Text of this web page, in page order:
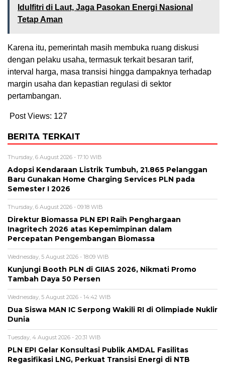
Idulfitri di Laut, Jaga Pasokan Energi Nasional
Tetap Aman
Karena itu, pemerintah masih membuka ruang diskusi
dengan pelaku usaha, termasuk terkait besaran tarif,
interval harga, masa transisi hingga dampaknya terhadap
margin usaha dan kepastian regulasi di sektor
pertambangan.
Post Views: 127
BERITA TERKAIT
Thursday, 6 August 2026 - 17:10 WIB
Adopsi Kendaraan Listrik Tumbuh, 21.865 Pelanggan
Baru Gunakan Home Charging Services PLN pada
Semester I 2026
Thursday, 6 August 2026 - 09:18 WIB
Direktur Biomassa PLN EPI Raih Penghargaan
Inagritech 2026 atas Kepemimpinan dalam
Percepatan Pengembangan Biomassa
Wednesday, 5 August 2026 - 18:09 WIB
Kunjungi Booth PLN di GIIAS 2026, Nikmati Promo
Tambah Daya 50 Persen
Wednesday, 5 August 2026 - 14:42 WIB
Dua Siswa MAN IC Serpong Wakili RI di Olimpiade Nuklir
Dunia
Tuesday, 4 August 2026 - 20:31 WIB
PLN EPI Gelar Konsultasi Publik AMDAL Fasilitas
Regasifikasi LNG, Perkuat Transisi Energi di NTB